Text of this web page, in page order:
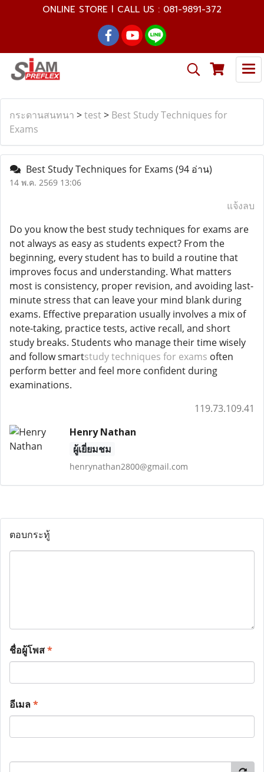
ONLINE STORE l CALL US : 081-9891-372
กระดานสนทนา >test> Best Study Techniques for
Exams
Best Study Techniques for Exams (94 อ่าน)
14 พ.ค. 2569 13:06
แจ้งลบ
Do you know the best study techniques for exams are
not always as easy as students expect? From the
beginning, every student has to build a routine that
improves focus and understanding. What matters
most is consistency, proper revision, and avoiding last-
minute stress that can leave your mind blank during
exams. Effective preparation usually involves a mix of
note-taking, practice tests, active recall, and short
study breaks. Students who manage their time wisely
and follow smartstudy techniques for exams often
perform better and feel more confident during
examinations.
119.73.109.41
Henry Nathan
ผู้เยี่ยมชม
henrynathan2800@gmail.com
ตอบกระทู้
ชื่อผู้โพส*
อีเมล*